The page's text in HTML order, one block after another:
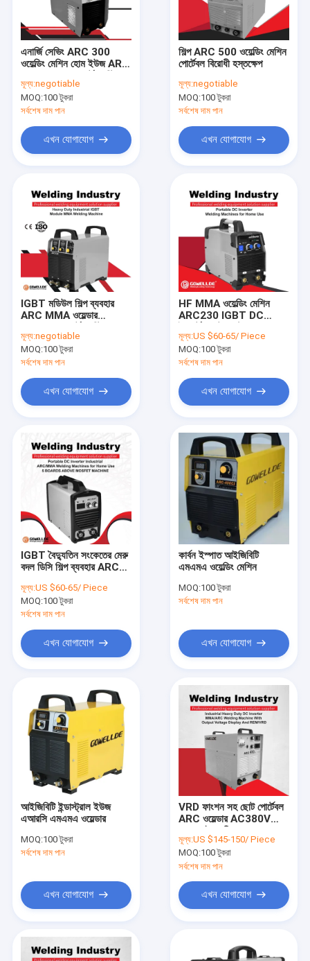
ভিআর শো
আমাদের সম্পর্কে
মান নিয়ন্ত্রণ
যোগাযোগ করুন
এমআইজি এমএমএ ওয়েল্ডার
টাইগ টিআইজি এমএমএ ওয়েল্ডার
শিল্প ব্যবহার এআরসি এমএমএ ওয়েল্ডার
হ্যান্ডহেল্ড এআরসি ওয়েল্ডার
পোর্টেবল প্লাজমা কর্তনকারী
পালস টিআইজি এমএমএ ওয়েল্ডার
হোম ইউজ ওয়েল্ডার
পালস এমআইজি ওয়েল্ডার
টর্চের খুচরা যন্ত্রাংশ
সেলফ ডার্কিং ওয়েল্ডিং হেলমেট
ফাইবার লেজার ওয়েল্ডার
সিএনসি কাটিং মেশিন
এনার্জি সেভিং ARC 300
ওয়েল্ডিং মেশিন হোম ইউজ ARC
ওয়েল্ডার
মূল্য:negotiable
MOQ:100 টুকরা
সর্বশেষ দাম পান
এখন যোগাযোগ
শিল্প ARC 500 ওয়েল্ডিং মেশিন
পোর্টেবল বিরোধী হস্তক্ষেপ
মূল্য:negotiable
MOQ:100 টুকরা
সর্বশেষ দাম পান
এখন যোগাযোগ
IGBT মডিউল শিল্প ব্যবহার
ARC MMA ওয়েল্ডার
ওয়েল্ডিং মেশিন
মূল্য:negotiable
MOQ:100 টুকরা
সর্বশেষ দাম পান
এখন যোগাযোগ
HF MMA ওয়েল্ডিং মেশিন
ARC230 IGBT DC
ট্রান্সডুসার
মূল্য:US $60-65/ Piece
MOQ:100 টুকরা
সর্বশেষ দাম পান
এখন যোগাযোগ
IGBT বৈদ্যুতিন সংকেতের মেরু
বদল ডিসি শিল্প ব্যবহার ARC
সঙ্গে পোর্টেবল
মূল্য:US $60-65/ Piece
MOQ:100 টুকরা
সর্বশেষ দাম পান
এখন যোগাযোগ
কার্বন ইস্পাত আইজিবিটি
এমএমএ ওয়েল্ডিং মেশিন
MOQ:100 টুকরা
সর্বশেষ দাম পান
এখন যোগাযোগ
আইজিবিটি ইন্ডাস্ট্রাল ইউজ
এআরসি এমএমএ ওয়েল্ডার
MOQ:100 টুকরা
সর্বশেষ দাম পান
এখন যোগাযোগ
VRD ফাংশন সহ ছোট পোর্টেবল
ARC ওয়েল্ডার AC380V
বদল
মূল্য:US $145-150/ Piece
MOQ:100 টুকরা
সর্বশেষ দাম পান
এখন যোগাযোগ